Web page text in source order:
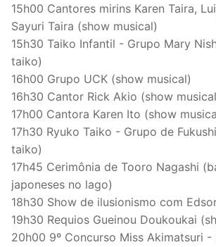
15h00 Cantores mirins Karen Taira,
Sayuri Taira (show musical)
15h30 Taiko Infantil - Grupo Mary
taiko)
16h00 Grupo UCK (show musical)
16h30 Cantor Rick Akio (show
17h00 Cantora Karen Ito (show
17h30 Ryuko Taiko - Grupo de
taiko)
17h45 Cerimônia de Tooro Nagashi
japoneses no lago)
18h30 Show de ilusionismo com
19h30 Requios Gueinou Doukoukai
20h00 9º Concurso Miss Akimatsuri -